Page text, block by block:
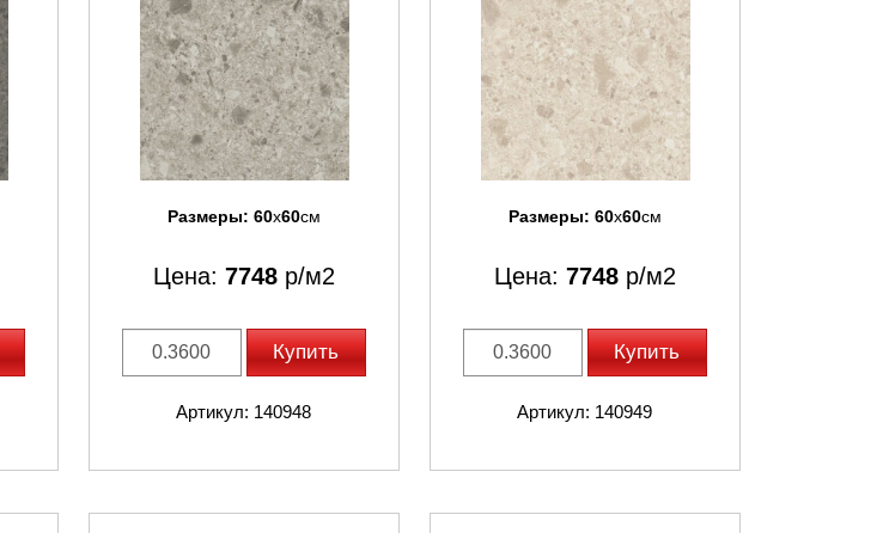
Размеры: 60x60см
Цена: 7748р/м2
Купить
Артикул: 140948
Размеры: 60x60см
Цена: 7748р/м2
Купить
Артикул: 140949